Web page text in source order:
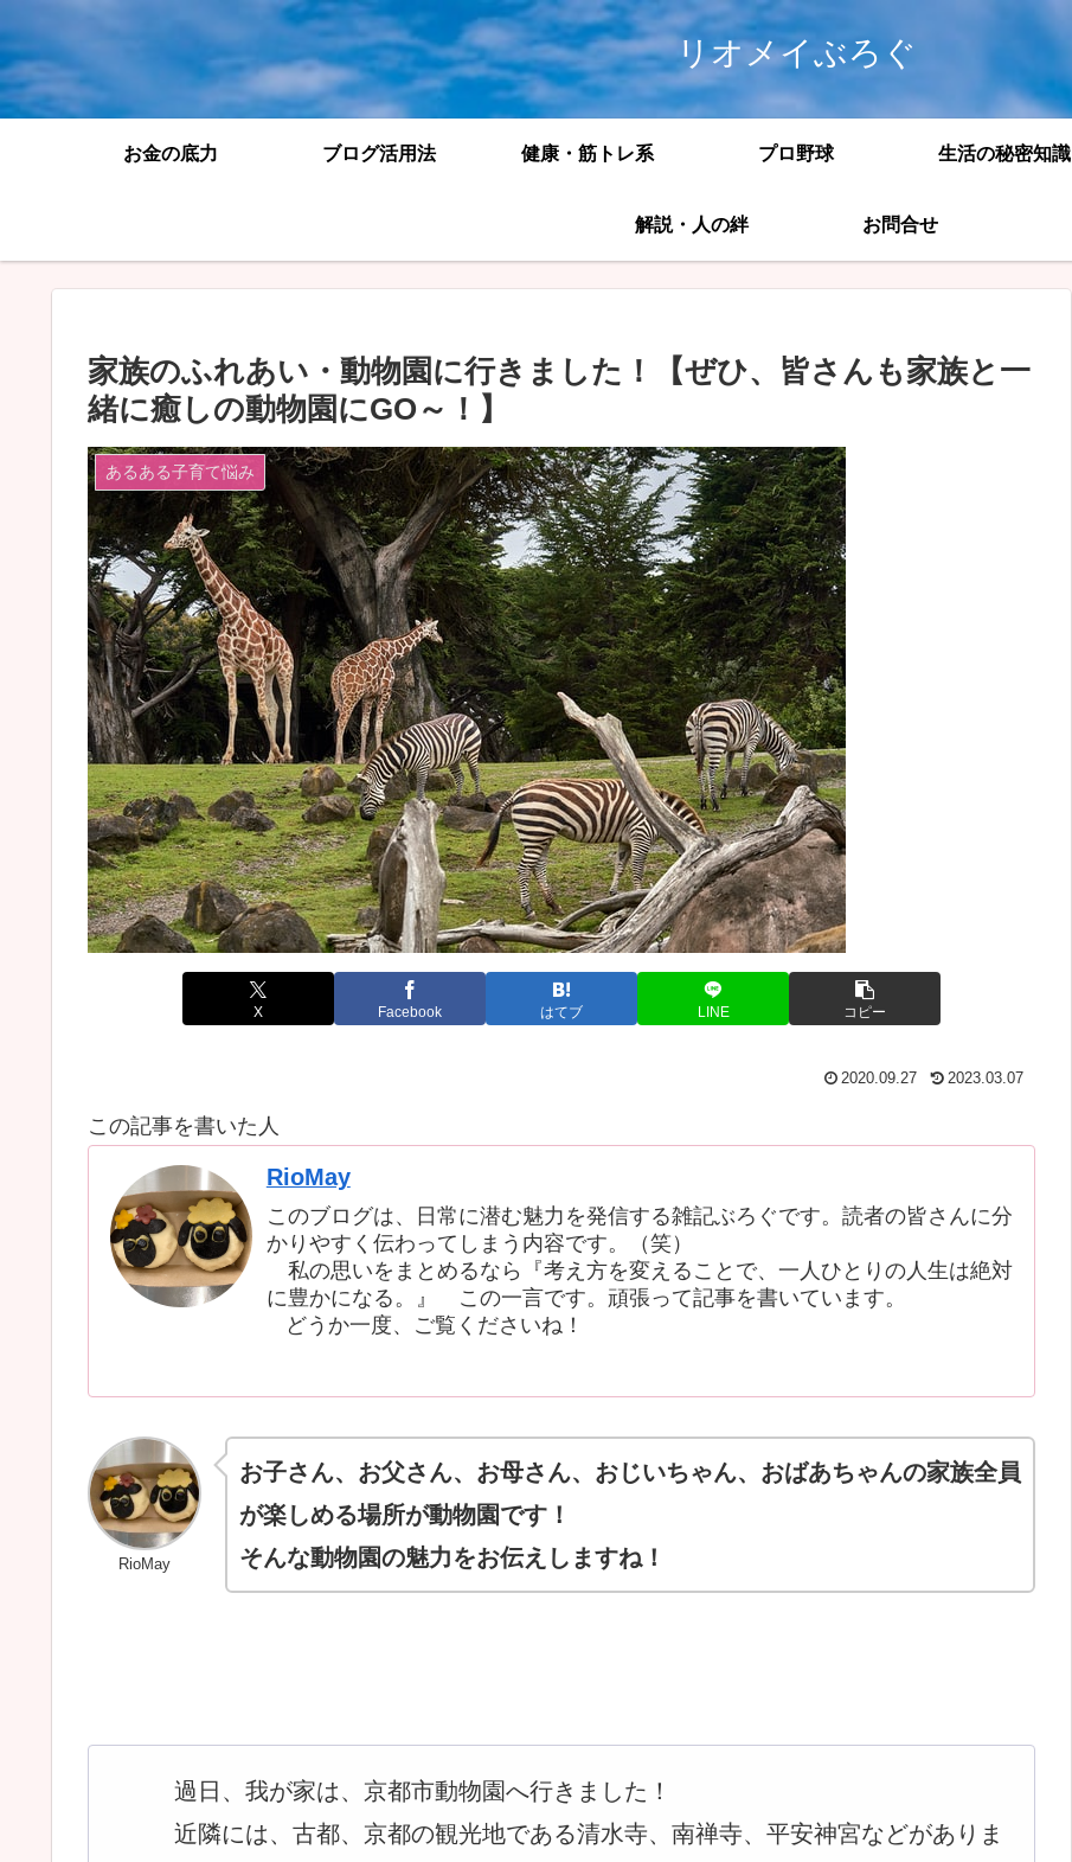
リオメイぶろぐ
お金の底力 ブログ活用法 健康・筋トレ系 プロ野球 生活の秘密知識
解説・人の絆 お問合せ
家族のふれあい・動物園に行きました！【ぜひ、皆さんも家族と一
緒に癒しの動物園にGO～！】
あるある子育て悩み
X Facebook はてブ LINE コピー
2020.09.27 2023.03.07
この記事を書いた人
RioMay
このブログは、日常に潜む魅力を発信する雑記ぶろぐです。読者の皆さんに分
かりやすく伝わってしまう内容です。（笑）
私の思いをまとめるなら『考え方を変えることで、一人ひとりの人生は絶対
に豊かになる。』 この一言です。頑張って記事を書いています。
どうか一度、ご覧くださいね！
RioMay
お子さん、お父さん、お母さん、おじいちゃん、おばあちゃんの家族全員
が楽しめる場所が動物園です！
そんな動物園の魅力をお伝えしますね！
過日、我が家は、京都市動物園へ行きました！
近隣には、古都、京都の観光地である清水寺、南禅寺、平安神宮などがありま